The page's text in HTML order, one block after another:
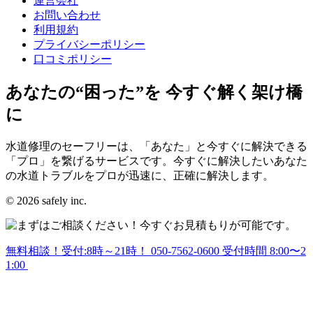
お問い合わせ
利用規約
プライバシーポリシー
口コミポリシー
あなたの“困った”を 今すぐ解く架け橋
に
水道修理のセーフリーは、「あなた」と今すぐに解決できる
「プロ」を繋げるサービスです。今すぐに解決したいあなた
の水道トラブルをプロが迅速に、正確に解決します。
© 2026 safely inc.
無料相談！受付:8時～21時！ 050-7562-0600 受付時間 8:00〜2
1:00